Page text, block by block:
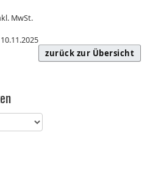
MwSt.
zurück zur Übersicht